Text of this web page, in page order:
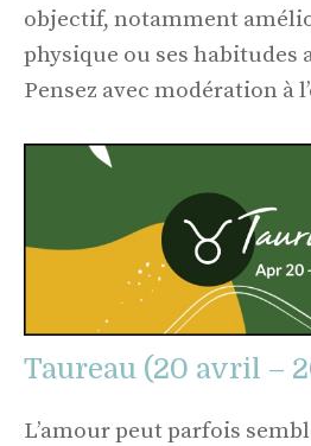
objectif, notamment
physique ou ses habitudes
Pensez avec modération à
Taureau (20 avril –
L’amour peut parfois